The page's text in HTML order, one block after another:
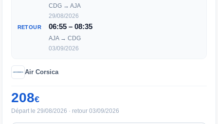
CDG → AJA
29/08/2026
RETOUR 06:55 – 08:35
AJA → CDG
03/09/2026
Air Corsica
208€
Départ le 29/08/2026 · retour 03/09/2026